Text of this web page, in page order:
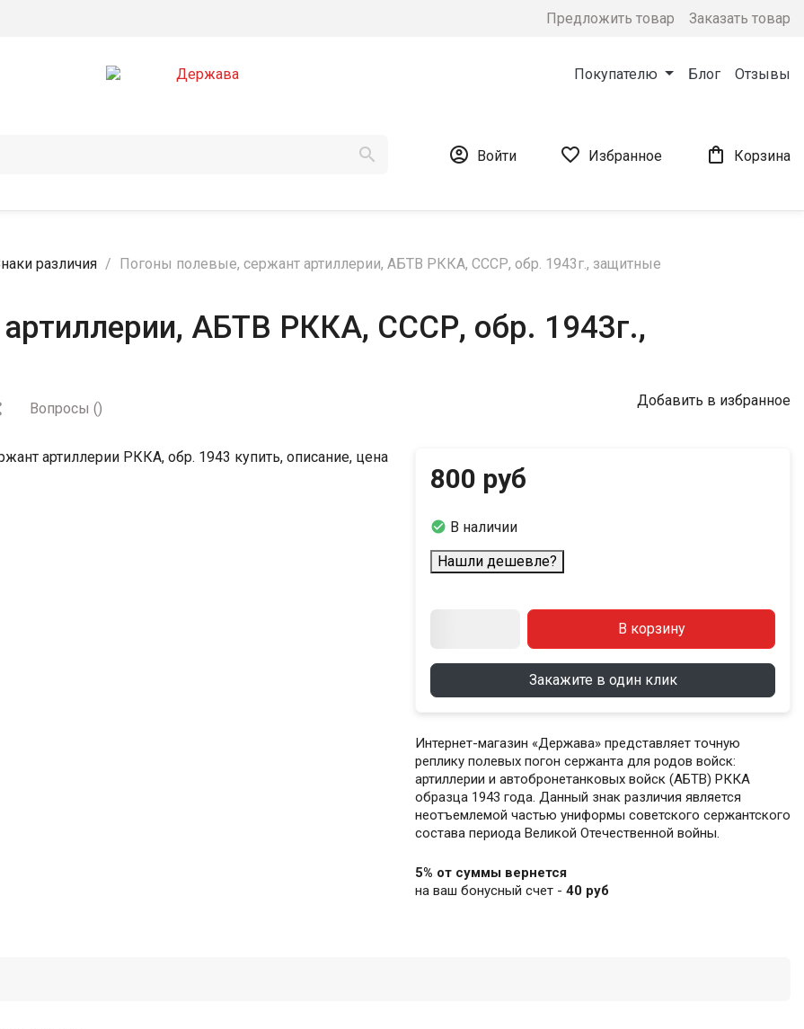
Предложить товар Заказать товар
Покупателю Блог Отзывы
  Войти  Избранное  Корзина
различия Погоны полевые, сержант артиллерии, АБТВ РККА, СССР, обр. 1943г., защитные
АБТВ РККА, СССР, обр. 1943г.,
Вопросы () Добавить в избранное
800 руб
 В наличии
Нашли дешевле?
В корзину
Закажите в один клик
Интернет-магазин «Держава» представляет точную
реплику полевых погон сержанта для родов войск:
артиллерии и автобронетанковых войск (АБТВ) РККА
образца 1943 года. Данный знак различия является
неотъемлемой частью униформы советского сержантского
состава периода Великой Отечественной войны.
5% от суммы вернется
на ваш бонусный счет - 40 руб